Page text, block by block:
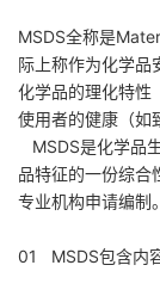
联系我们
关于我们
新闻资讯
MSDS全称是
际上称作为化学品
化学品的理化特性
使用者的健康（如
MSDS是化学品
品特征的一份综合
专业机构申请编制。
01 MSDS包含内